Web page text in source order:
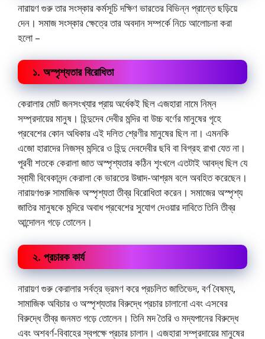
নারায়ণ গুরু তার সংস্কার কর্মসূচি দক্ষিণ ভারতের বিভিন্ন প্রান্তে ছড়িয়ে
দেন। সমাজ সংস্কার ক্ষেত্রে তার অবদান সম্পর্কে নিচে আলোচনা করা
হলো –
১. অস্পৃশ্যতার বিরোধিতা
কেরালার মোট জনসংখ্যার প্রায় অর্ধেকই ছিল এজহারা নামে নিম্ন
সম্প্রদায়ের মানুষ। হিন্দুদেব দেবীর মন্দির বা উচ্চ বর্ণের মানুষের গৃহে
প্রবেশের কোন অধিকার এই দলিত শ্রেণীর মানুষের ছিল না। এমনকি
এজো হারাদের নিজস্ব মন্দিরে ও হিন্দু দেবদেবীর ছবি বা বিগ্রহ রাখা যেত না।
পূরবী শতকে কেরালা জাত অস্পৃশ্যতার কঠিন শৃংখলে এতটাই আবদ্ধ ছিল যে
স্বামী বিবেকানন্দ কেরালা কে ভারতের উদ্মাদ-আশ্রম বলে অবহিত করেছেন।
নারায়ণগুরু সামাজিক অস্পৃশ্যতা তীব্র বিরোধিতা করেন। সমাজের অস্পৃশ্য
জাতির মানুষকে মন্দিরে অবাধ প্রবেশের সুযোগ দেওয়ার দাবিতে তিনি তীব্র
আন্দোলন গড়ে তোলেন।
২. প্রচারক কার্য
নারায়ণ গুরু কেরালার সর্বত্র ভ্রমণ করে প্রচলিত জাতিভেদ, বর্ণ বৈষম্য,
সামাজিক অবিচার ও অস্পৃশ্যতার বিরুদ্ধে প্রচার চালানো এবং এসবের
বিরুদ্ধে তীব্র জনমত গড়ে তোলেন। তিনি মদ তৈরি ও মদ্যপানের বিরুদ্ধে
এবং অশবর্ণ-বিবাহের স্বপক্ষে প্রচার চালান। এজহারা সম্প্রদায়ের মানুষের